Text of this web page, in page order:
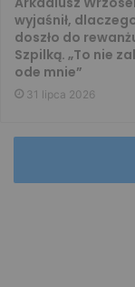
wyjaśnił,
doszło do
Szpilką. „To nie
ode mnie”
31 lipca 2026